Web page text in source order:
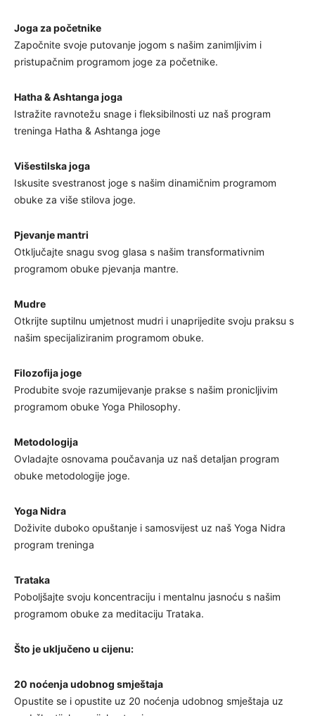
Joga za početnike
Započnite svoje putovanje jogom s našim zanimljivim i
pristupačnim programom joge za početnike.
Hatha & Ashtanga joga
Istražite ravnotežu snage i fleksibilnosti uz naš program
treninga Hatha & Ashtanga joge
Višestilska joga
Iskusite svestranost joge s našim dinamičnim programom
obuke za više stilova joge.
Pjevanje mantri
Otključajte snagu svog glasa s našim transformativnim
programom obuke pjevanja mantre.
Mudre
Otkrijte suptilnu umjetnost mudri i unaprijedite svoju praksu s
našim specijaliziranim programom obuke.
Filozofija joge
Produbite svoje razumijevanje prakse s našim pronicljivim
programom obuke Yoga Philosophy.
Metodologija
Ovladajte osnovama poučavanja uz naš detaljan program
obuke metodologije joge.
Yoga Nidra
Doživite duboko opuštanje i samosvijest uz naš Yoga Nidra
program treninga
Trataka
Poboljšajte svoju koncentraciju i mentalnu jasnoću s našim
programom obuke za meditaciju Trataka.
Što je uključeno u cijenu:
20 noćenja udobnog smještaja
Opustite se i opustite uz 20 noćenja udobnog smještaja uz